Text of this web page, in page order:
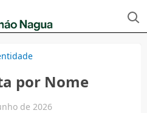
por Nome
de 2026